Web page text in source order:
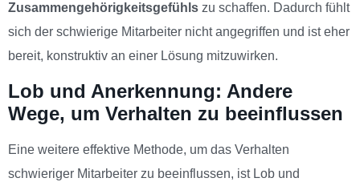
Zusammengehörigkeitsgefühls zu schaffen. Dadurch fühlt
sich der schwierige Mitarbeiter nicht angegriffen und ist eher
bereit, konstruktiv an einer Lösung mitzuwirken.
Lob und Anerkennung: Andere
Wege, um Verhalten zu beeinflussen
Eine weitere effektive Methode, um das Verhalten
schwieriger Mitarbeiter zu beeinflussen, ist Lob und